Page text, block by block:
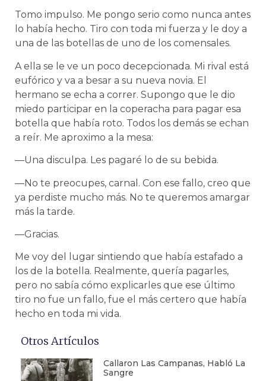
Tomo impulso. Me pongo serio como nunca antes
lo había hecho. Tiro con toda mi fuerza y le doy a
una de las botellas de uno de los comensales.
A ella se le ve un poco decepcionada. Mi rival está
eufórico y va a besar a su nueva novia. El
hermano se echa a correr. Supongo que le dio
miedo participar en la coperacha para pagar esa
botella que había roto. Todos los demás se echan
a reír. Me aproximo a la mesa:
—Una disculpa. Les pagaré lo de su bebida.
—No te preocupes, carnal. Con ese fallo, creo que
ya perdiste mucho más. No te queremos amargar
más la tarde.
—Gracias.
Me voy del lugar sintiendo que había estafado a
los de la botella. Realmente, quería pagarles,
pero no sabía cómo explicarles que ese último
tiro no fue un fallo, fue el más certero que había
hecho en toda mi vida.
Otros Artículos
Callaron Las Campanas, Habló La
Sangre